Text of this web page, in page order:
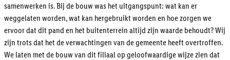
samenwerken is. Bij de bouw was het uitgangspunt: wat kan er
weggelaten worden, wat kan hergebruikt worden en hoe zorgen we
ervoor dat dit pand en het buitenterrein altijd zijn waarde behoudt? Wij
zijn trots dat het de verwachtingen van de gemeente heeft overtroffen.
We laten met de bouw van dit filiaal op geloofwaardige wijze zien dat